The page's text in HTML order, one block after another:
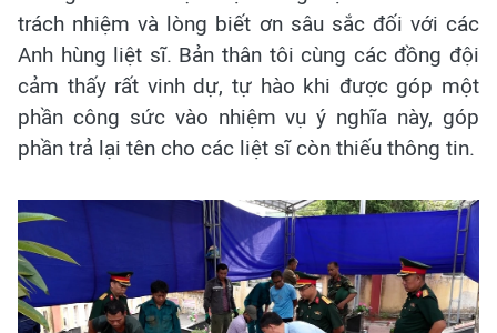
trách nhiệm và lòng biết ơn sâu sắc đối với các
Anh hùng liệt sĩ. Bản thân tôi cùng các đồng đội
cảm thấy rất vinh dự, tự hào khi được góp một
phần công sức vào nhiệm vụ ý nghĩa này, góp
phần trả lại tên cho các liệt sĩ còn thiếu thông tin.